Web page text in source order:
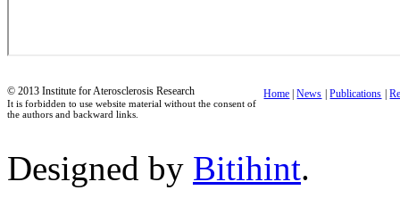
© 2013 Institute for Aterosclerosis Research
It is forbidden to use website material without the consent of
the authors and backward links.
Home |News |Publications |
Designed by Bitihint.